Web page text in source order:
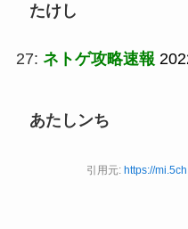
たけし
27: ネトゲ攻略速報
あたしンち
引用元:https://